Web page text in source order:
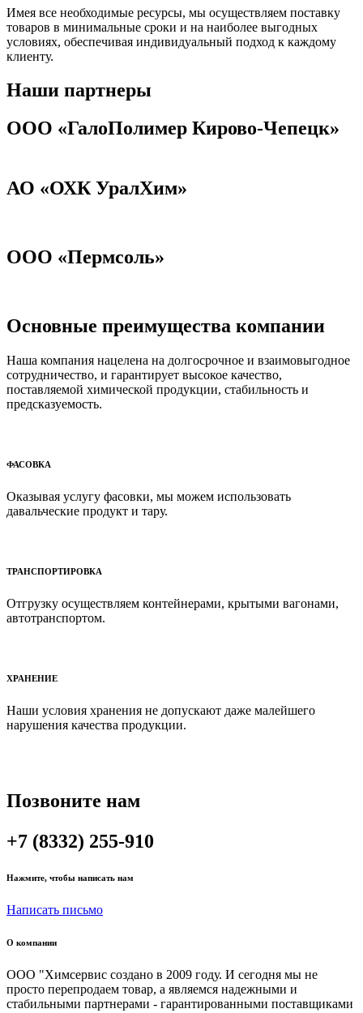
Имея все необходимые ресурсы, мы осуществляем поставку
товаров в минимальные сроки и на наиболее выгодных
условиях, обеспечивая индивидуальный подход к каждому
клиенту.
Наши партнеры
ООО «ГалоПолимер Кирово-Чепецк»
АО «ОХК УралХим»
ООО «Пермсоль»
Основные преимущества компании
Наша компания нацелена на долгосрочное и взаимовыгодное
сотрудничество, и гарантирует высокое качество,
поставляемой химической продукции, стабильность и
предсказуемость.
ФАСОВКА
Оказывая услугу фасовки, мы можем использовать
давальческие продукт и тару.
ТРАНСПОРТИРОВКА
Отгрузку осуществляем контейнерами, крытыми вагонами,
автотранспортом.
ХРАНЕНИЕ
Наши условия хранения не допускают даже малейшего
нарушения качества продукции.
Позвоните нам
+7 (8332) 255-910
Нажмите, чтобы написать нам
Написать письмо
О компании
ООО "Химсервис создано в 2009 году. И сегодня мы не
просто перепродаем товар, а являемся надежными и
стабильными партнерами - гарантированными поставщиками